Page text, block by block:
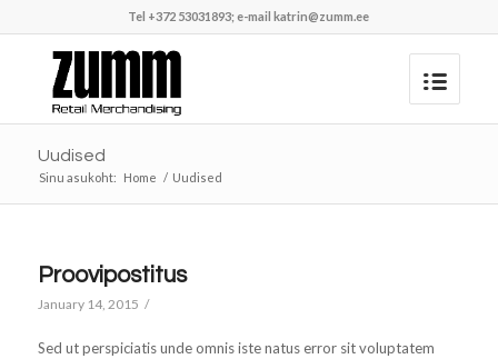
Tel +372 53031893; e-mailkatrin@zumm.ee
Uudised
Sinu asukoht: Home / Uudised
Proovipostitus
January 14, 2015 /
Sed ut perspiciatis unde omnis iste natus error sit voluptatem